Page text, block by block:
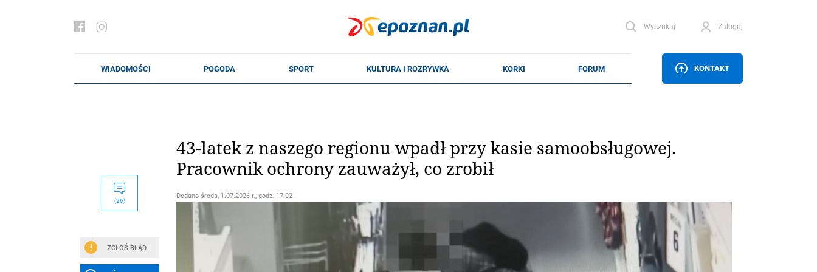
Wyszukaj Zaloguj
KONTAKT
(26)
ZGŁOŚ BŁĄD
43-latek z naszego regionu wpadł przy kasie samoobsługowej.
Pracownik ochrony zauważył, co zrobił
Dodano środa, 1.07.2026 r., godz. 17.02